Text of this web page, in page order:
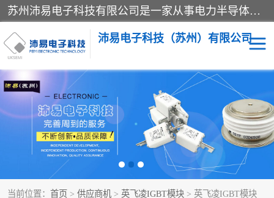
苏州沛易电子科技有限公司是一家从事电力半导体器件和电子元器件的专业代理及分销商，产品包括：IGBT模块、IPM模块、PIM模块、二极管、三极管、可控硅、整流桥、IGBT单管、IGBT电路驱动板、GTR达林顿模块、快恢复二极管、肖特基二极管、熔断器、IC集成电路、快速熔断器等。
沛易电子科技（苏州）有限公司
当前位置： 首页 > 供应商机 > 英飞凌IGBT模块 > 英飞凌IGBT模块
西门康 英飞凌
快恢复二极管 英飞凌IGBT模块
英飞凌可控硅模块 IXYS艾赛斯可控硅
SEMIKRON西门康IGBT SEMIKRON西门康可控硅